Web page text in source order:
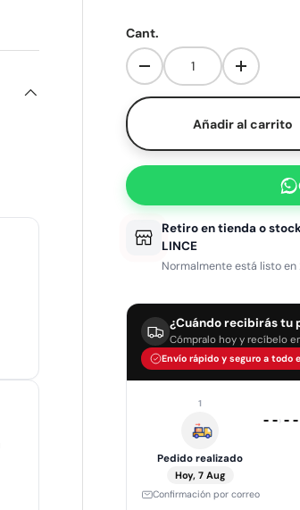
Cant.
Disminuir cantidad
Añadir al carrito
Retiro en tienda o
LINCE
Normalmente está listo en
¿Cuándo recibirás tu
Cómpralo hoy y recíbelo
Envío rápido y seguro a todo
1
Pedido realizado
Hoy, 7 Aug
Confirmación por correo
›